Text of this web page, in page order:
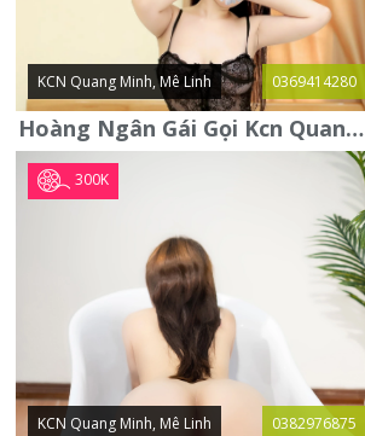
KCN Quang Minh, Mê Linh 0369414280
Hoàng Ngân Gái Gọi Kcn Quang Minh - Mê Linh . Hàng Vip Lần Đầu
300K
KCN Quang Minh, Mê Linh 0382976875